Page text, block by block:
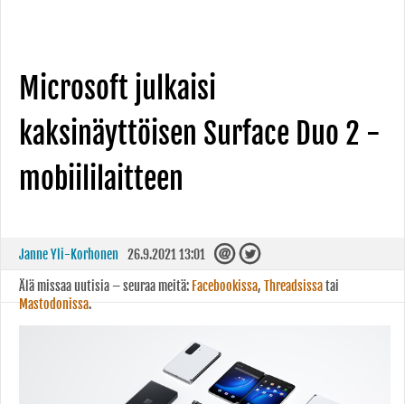
Microsoft julkaisi
kaksinäyttöisen Surface Duo 2 -
mobiililaitteen
Janne Yli-Korhonen 26.9.2021 13:01
Älä missaa uutisia – seuraa meitä: Facebookissa, Threadsissatai
Mastodonissa.